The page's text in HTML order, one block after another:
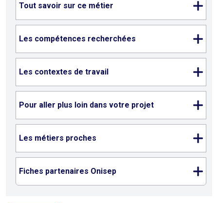
Tout savoir sur ce métier
Les compétences recherchées
Les contextes de travail
Pour aller plus loin dans votre projet
Les métiers proches
Fiches partenaires Onisep